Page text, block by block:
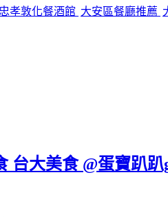
忠孝敦化餐酒館 大安區餐廳推薦
台大美食 @蛋寶趴趴